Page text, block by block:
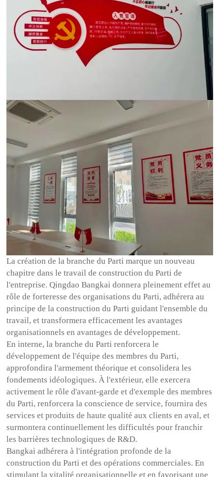
La création de la branche du Parti marque un nouveau
chapitre dans le travail de construction du Parti de
l'entreprise. Qingdao Bangkai donnera pleinement effet au
rôle de forteresse des organisations du Parti, adhérera au
principe de la construction du Parti guidant l'ensemble du
travail, et transformera efficacement les avantages
organisationnels en avantages de développement.
En interne, la branche du Parti renforcera le
développement de l'équipe des membres du Parti,
approfondira l'armement théorique et consolidera les
fondements idéologiques. À l'extérieur, elle exercera
activement le rôle d'avant-garde et d'exemple des membres
du Parti, renforcera la conscience de service, fournira des
services et produits de haute qualité aux clients en aval, et
surmontera continuellement les difficultés pour franchir
les barrières technologiques de R&D.
Bangkai adhérera à l'intégration profonde de la
construction du Parti et des opérations commerciales. En
stimulant la vitalité organisationnelle et en favorisant une